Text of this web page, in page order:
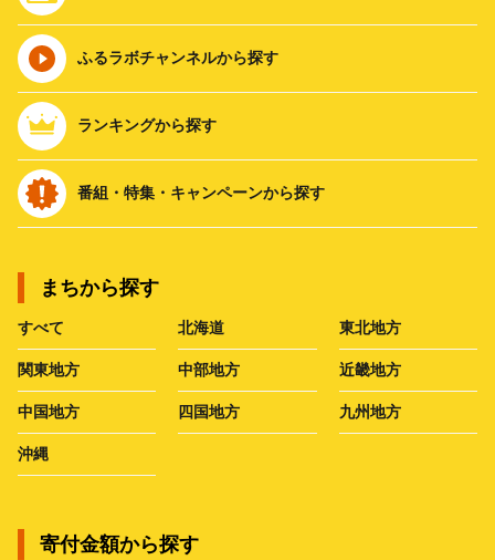
ふるラボチャンネルから探す
ランキングから探す
番組・特集・キャンペーンから探す
まちから探す
すべて 北海道 東北地方
関東地方 中部地方 近畿地方
中国地方 四国地方 九州地方
沖縄
寄付金額から探す